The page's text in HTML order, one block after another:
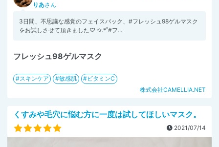
りあさん
3日間、不思議な感覚のフェイスパック、#フレッシュ98ゲルマスク
をお試しさせて頂きました♡ ✩.*˚#フ...
フレッシュ98ゲルマスク
スキンケア 敏感肌
ビタミンC
株式会社CAMELLIA.NET
くすみや毛穴に悩む方に一度は試してほしいマスク。
2021/07/14